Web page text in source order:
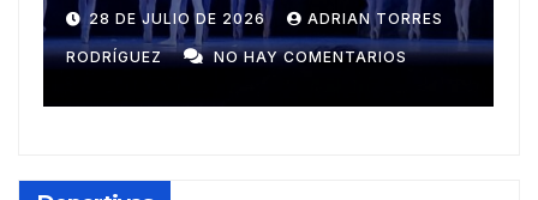
9 DE JULIO DE 2026 MEYLIN PÉREZ
GUZMÁN NO HAY COMENTARIOS